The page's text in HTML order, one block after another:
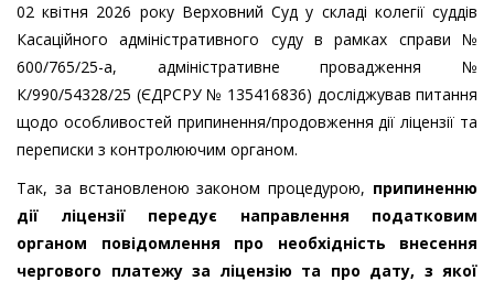
02 квітня 2026 року Верховний Суд у складі колегії суддів
Касаційного адміністративного суду в рамках справи №
600/765/25-а, адміністративне провадження №
К/990/54328/25 (ЄДРСРУ № 135416836) досліджував питання
щодо особливостей припинення/продовження дії ліцензії та
переписки з контролюючим органом.
Так, за встановленою законом процедурою, припиненню
дії ліцензії передує направлення податковим
органом повідомлення про необхідність внесення
чергового платежу за ліцензію та про дату, з якої